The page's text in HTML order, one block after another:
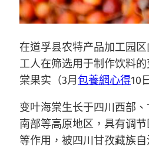
在道孚县农特产品加工园区
工人在筛选用于制作饮料的
棠果实（3月包養網心得10
变叶海棠生长于四川西部
南部等高原地区，具有调
等作用，被四川甘孜藏族